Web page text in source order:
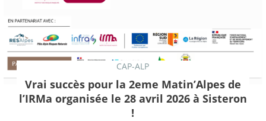
CAP-ALP
Vrai succès pour la 2eme Matin’Alpes de
l’IRMa organisée le 28 avril 2026 à Sisteron
!